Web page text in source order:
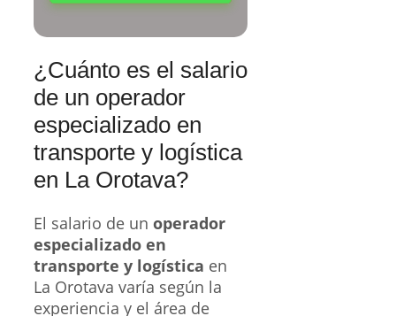
¿Cuánto es el salario
de un operador
especializado en
transporte y logística
en La Orotava?
El salario de un operador
especializado en
transporte y logística en
La Orotava varía según la
experiencia y el área de